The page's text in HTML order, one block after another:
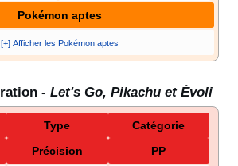
Pokémon aptes
[+] Afficher les Pokémon aptes
- Let's Go, Pikachu et Évoli
Type
Catégorie
Précision PP